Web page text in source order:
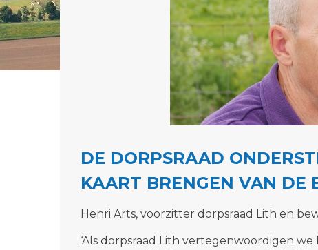
DE DORPSRAAD
KAART BRENGEN VAN DE
Henri Arts, voorzitter dorpsraad Lith en
‘Als dorpsraad Lith vertegenwoordigen